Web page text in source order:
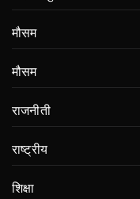
मौसम
मौसम
राजनीती
राष्ट्रीय
शिक्षा